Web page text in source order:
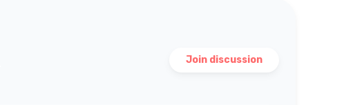
Join discussion